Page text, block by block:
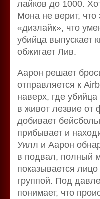
лайков до 1000.
Мона не верит, что
«дизлайк», что
убийца выпускает
обжигает Лив.
Аарон решает
отправляется к
наверх, где
в живот лезвие от
добивает
прибывает и
Уилл и Аарон
в подвал, полный
показывается
группой. Под
понимает, что